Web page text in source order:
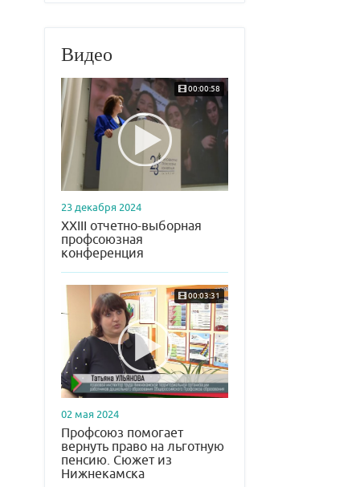
Видео
00:00:58
23 декабря 2024
XXIII отчетно-выборная
профсоюзная
конференция
00:03:31
02 мая 2024
Профсоюз помогает
вернуть право на льготную
пенсию. Сюжет из
Нижнекамска